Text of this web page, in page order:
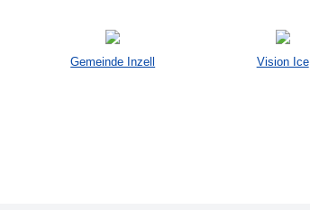
Gemeinde Inzell Vision Ice